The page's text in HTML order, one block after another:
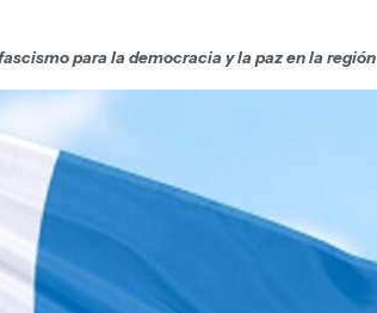
para la democracia y la paz en la región